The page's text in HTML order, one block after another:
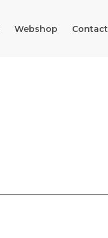
Webshop Contact